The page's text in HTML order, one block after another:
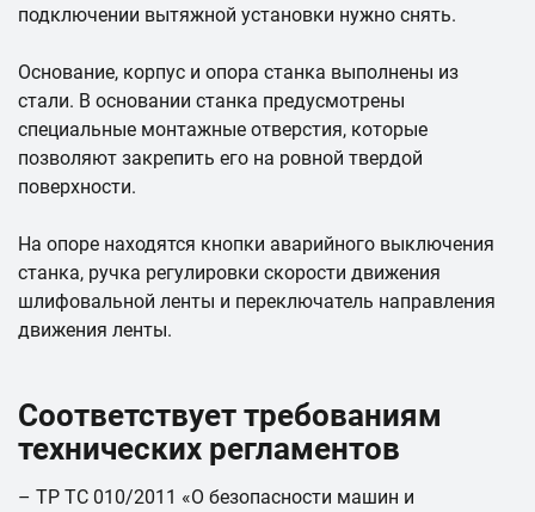
подключении вытяжной установки нужно снять.
Основание, корпус и опора станка выполнены из
стали. В основании станка предусмотрены
специальные монтажные отверстия, которые
позволяют закрепить его на ровной твердой
поверхности.
На опоре находятся кнопки аварийного выключения
станка, ручка регулировки скорости движения
шлифовальной ленты и переключатель направления
движения ленты.
Соответствует требованиям
технических регламентов
– ТР ТС 010/2011 «О безопасности машин и